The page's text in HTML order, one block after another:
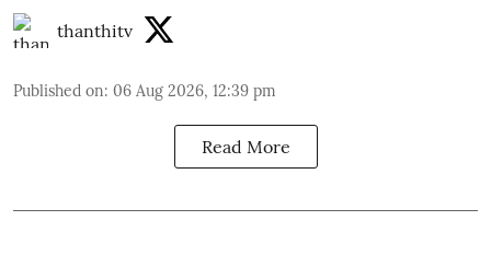
thanthitv
Published on: 06 Aug 2026, 12:39 pm
Read More